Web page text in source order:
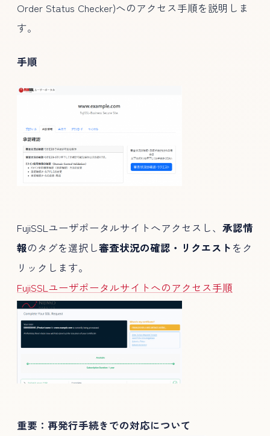
Order Status Checker)へのアクセス手順を説明しま
す。
手順
FujiSSLユーザポータルサイトへアクセスし、 承認情
報のタグを選択し審査状況の確認・リクエスト をク
リックします。
FujiSSLユーザポータルサイトへのアクセス手順
重要：再発行手続きでの対応について